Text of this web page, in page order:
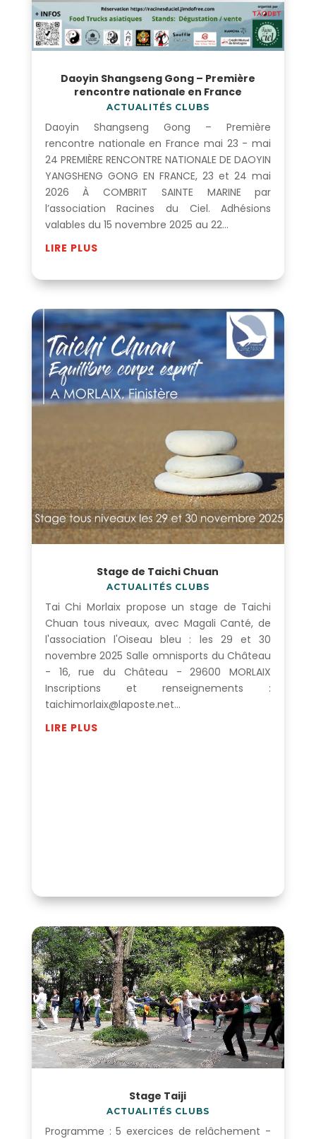
Daoyin Shangseng Gong – Première
rencontre nationale en France
ACTUALITÉS CLUBS
Daoyin Shangseng Gong – Première
rencontre nationale en France mai 23 - mai
24 PREMIÈRE RENCONTRE NATIONALE DE DAOYIN
YANGSHENG GONG EN FRANCE, 23 et 24 mai
2026 À COMBRIT SAINTE MARINE par
l’association Racines du Ciel. Adhésions
valables du 15 novembre 2025 au 22...
LIRE PLUS
Stage de Taichi Chuan
ACTUALITÉS CLUBS
Tai Chi Morlaix propose un stage de Taichi
Chuan tous niveaux, avec Magali Canté, de
l'association l'Oiseau bleu : les 29 et 30
novembre 2025 Salle omnisports du Château
- 16, rue du Château - 29600 MORLAIX
Inscriptions et renseignements :
taichimorlaix@laposte.net...
LIRE PLUS
Stage Taiji
ACTUALITÉS CLUBS
Programme : 5 exercices de relâchement -